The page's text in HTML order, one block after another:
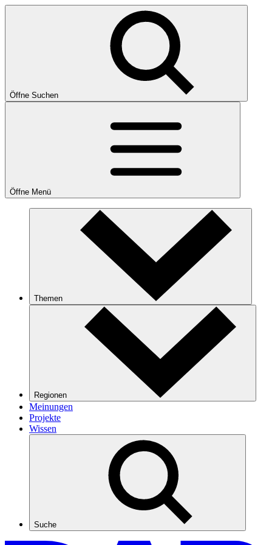
Öffne Suchen
Öffne Menü
Themen
Regionen
Meinungen
Projekte
Wissen
Suche